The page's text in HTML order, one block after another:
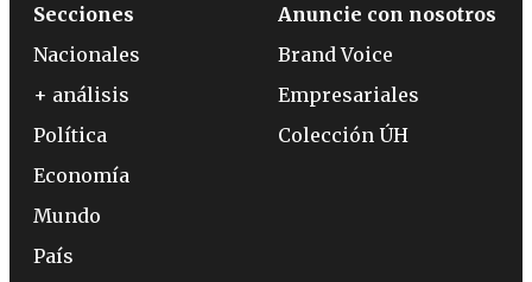
Secciones
Nacionales
+ análisis
Política
Economía
Mundo
País
Anuncie con nosotros
Brand Voice
Empresariales
Colección ÚH